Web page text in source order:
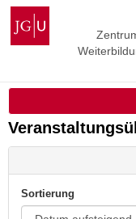
Zum
Inhalt
springen
Johannes
Gutenberg-
Universität
Sortierung